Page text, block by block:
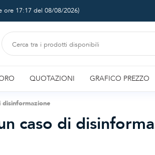
ore 17:17 del 08/08/2026)
QUOTAZIONI GRAFICO PREZZO
disinformazione
caso di